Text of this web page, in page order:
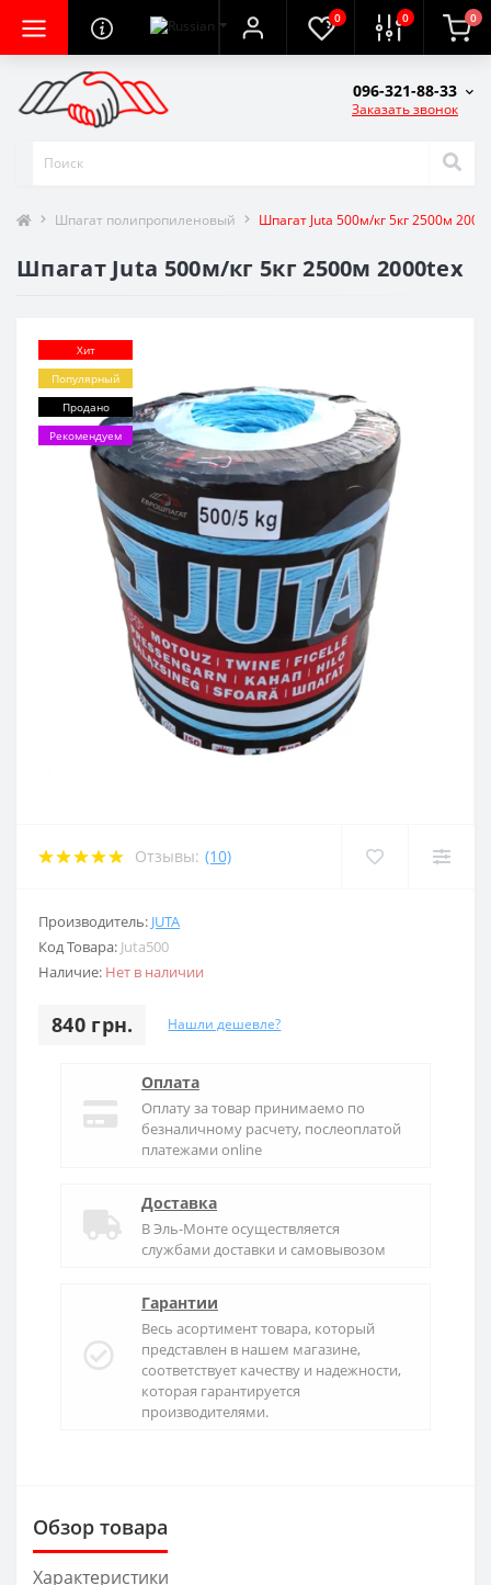
0 0 0
096-321-88-33
Заказать звонок
Шпагат полипропиленовый Шпагат Juta 500м/кг 5кг 2500м
Шпагат Juta 500м/кг 5кг 2500м 2000tex
Хит
Популярный
Продано
Рекомендуем
Отзывы: (10)
Производитель: JUTA
Код Товара: Juta500
Наличие: Нет в наличии
840 грн. Нашли дешевле?
Оплата
Оплату за товар принимаемо по
безналичному расчету, послеоплатой
платежами online
Доставка
ВЭль-Монтеосуществляется
службами доставки и самовывозом
Гарантии
Весь асортимент товара, который
представлен в нашем магазине,
соответствует качеству и надежности,
которая гарантируется
производителями.
Обзор товара
Характеристики